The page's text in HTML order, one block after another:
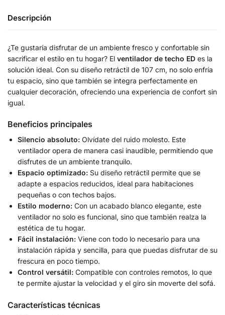
Descripción
¿Te gustaría disfrutar de un ambiente fresco y confortable sin
sacrificar el estilo en tu hogar? El ventilador de techo ED es la
solución ideal. Con su diseño retráctil de 107 cm, no solo enfría
tu espacio, sino que también se integra perfectamente en
cualquier decoración, ofreciendo una experiencia de confort sin
igual.
Beneficios principales
Silencio absoluto: Olvídate del ruido molesto. Este
ventilador opera de manera casi inaudible, permitiendo que
disfrutes de un ambiente tranquilo.
Espacio optimizado: Su diseño retráctil permite que se
adapte a espacios reducidos, ideal para habitaciones
pequeñas o con techos bajos.
Estilo moderno: Con un acabado blanco elegante, este
ventilador no solo es funcional, sino que también realza la
estética de tu hogar.
Fácil instalación: Viene con todo lo necesario para una
instalación rápida y sencilla, para que puedas disfrutar de su
frescura en poco tiempo.
Control versátil: Compatible con controles remotos, lo que
te permite ajustar la velocidad y el giro sin moverte del sofá.
Características técnicas